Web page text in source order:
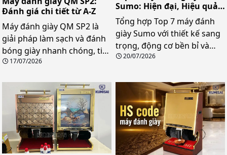
Đánh giá chi tiết từ A-Z
Máy đánh giày QM SP2 là
giải pháp làm sạch và đánh
bóng giày nhanh chóng, tiết
kiệm thời gian và công sức.
model này qua nội dung
dưới đây.
17/07/2026
Sumo: Hiện đại, Hiệu quả,
Chất lượng
Tổng hợp Top 7 máy đánh
giày Sumo với thiết kế sang
trọng, động cơ bền bỉ và
hiệu suất làm sạch cao. Cập
địa chỉ mua uy tín, giá tốt.
20/07/2026